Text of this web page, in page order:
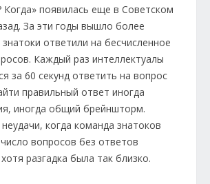
Когда» появилась еще в Советском
За эти годы вышло более
ответили на бесчисленное
Каждый раз интеллектуалы
за 60 секунд ответить на вопрос
правильный ответ иногда
иногда общий брейншторм.
когда команда знатоков
вопросов без ответов
разгадка была так близко.